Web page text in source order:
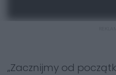
„Zacznijmy od